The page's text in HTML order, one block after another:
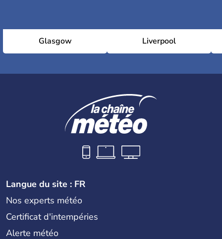
Glasgow Liverpool
Langue du site : FR
Nos experts météo
Certificat d'intempéries
Alerte météo